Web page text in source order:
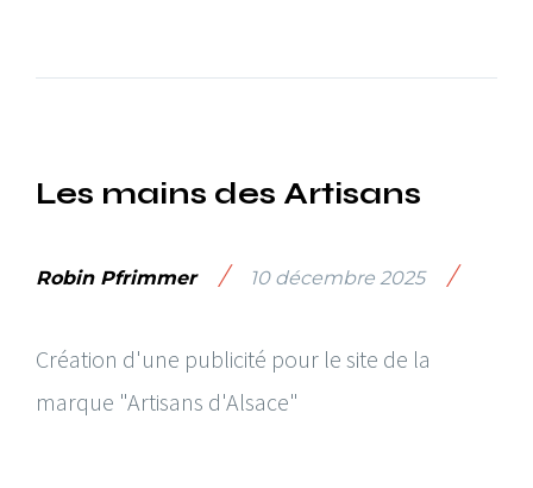
Les mains des Artisans
Robin Pfrimmer / 10 décembre 2025 /
Création d'une publicité pour le site de la
marque "Artisans d'Alsace"